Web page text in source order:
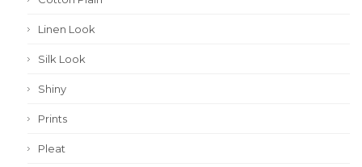
Linen Look
Silk Look
Shiny
Prints
Pleat